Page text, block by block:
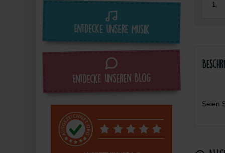
Entdecke unsere Musik
Entdecke unseren Blog
Seien